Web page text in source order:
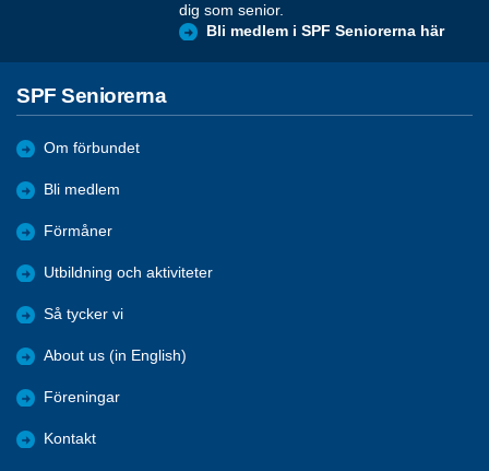
dig som senior.
Bli medlem i SPF Seniorerna här
SPF Seniorerna
Om förbundet
Bli medlem
Förmåner
Utbildning och aktiviteter
Så tycker vi
About us (in English)
Föreningar
Kontakt